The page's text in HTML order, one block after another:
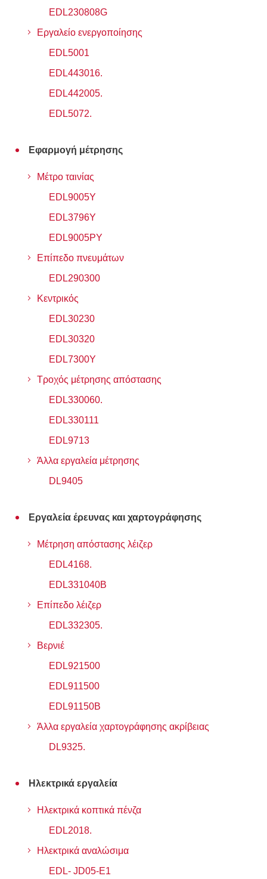
EDL230808G
Εργαλείο ενεργοποίησης
EDL5001
EDL443016.
EDL442005.
EDL5072.
Εφαρμογή μέτρησης
Μέτρο ταινίας
EDL9005Y
EDL3796Y
EDL9005PY
Επίπεδο πνευμάτων
EDL290300
Κεντρικός
EDL30230
EDL30320
EDL7300Y
Τροχός μέτρησης απόστασης
EDL330060.
EDL330111
EDL9713
Άλλα εργαλεία μέτρησης
DL9405
Εργαλεία έρευνας και χαρτογράφησης
Μέτρηση απόστασης λέιζερ
EDL4168.
EDL331040B
Επίπεδο λέιζερ
EDL332305.
Βερνιέ
EDL921500
EDL911500
EDL91150B
Άλλα εργαλεία χαρτογράφησης ακρίβειας
DL9325.
Ηλεκτρικά εργαλεία
Ηλεκτρικά κοπτικά πένζα
EDL2018.
Ηλεκτρικά αναλώσιμα
EDL- JD05-Ε1